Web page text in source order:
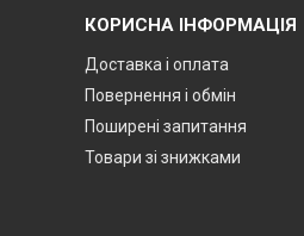
КОРИСНА ІНФОРМАЦІЯ
Доставка і оплата
Повернення і обмін
Поширені запитання
Товари зі знижками